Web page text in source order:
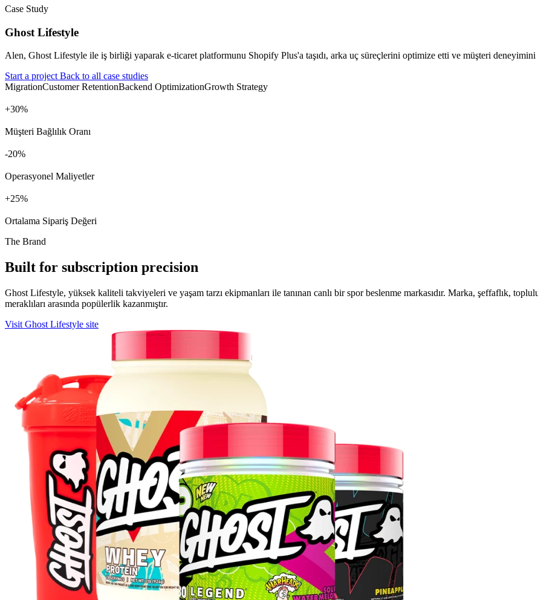
Case Study
Ghost Lifestyle
Alen, Ghost Lifestyle ile iş birliği yaparak e-ticaret platformunu Shopify Plus'a taşıdı, arka uç süreçlerini optimize etti ve müşteri
Start a projectBack to all case studies
MigrationCustomer RetentionBackend OptimizationGrowth Strategy
+ %
Müşteri Bağlılık Oranı
%
Operasyonel Maliyetler
+ %
Ortalama Sipariş Değeri
The Brand
Built for subscription precision
Ghost Lifestyle, yüksek kaliteli takviyeleri ve yaşam tarzı ekipmanları ile tanınan canlı bir spor beslenme markasıdır. Marka, şeffaflık,
meraklıları arasında popülerlik kazanmıştır.
Visit Ghost Lifestyle site